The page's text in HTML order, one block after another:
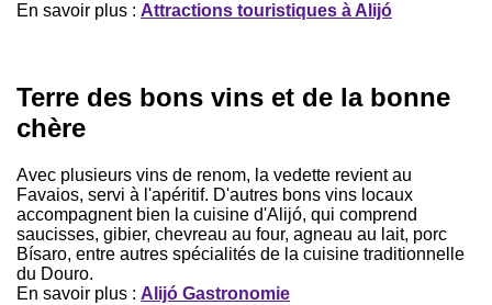
En savoir plus : Attractions touristiques à Alijó
Terre des bons vins et de la bonne
chère
Avec plusieurs vins de renom, la vedette revient au
Favaios, servi à l'apéritif. D'autres bons vins locaux
accompagnent bien la cuisine d'Alijó, qui comprend
saucisses, gibier, chevreau au four, agneau au lait, porc
Bísaro, entre autres spécialités de la cuisine traditionnelle
du Douro.
En savoir plus : Alijó Gastronomie